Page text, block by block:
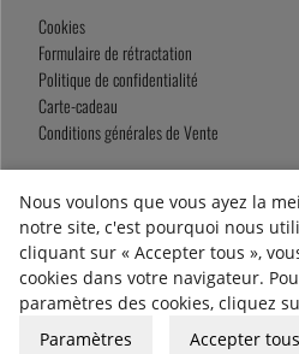
Cookies
Formulaire de rétractation
Politique de confidentialité
Carte-cadeau
Conditions générales de Vente
2026
Nous voulons que vous ayez la
notre site, c'est pourquoi nous
cliquant sur « Accepter tous »,
cookies dans votre navigateur.
paramètres des cookies, cliquez
Paramètres
Accepter tous